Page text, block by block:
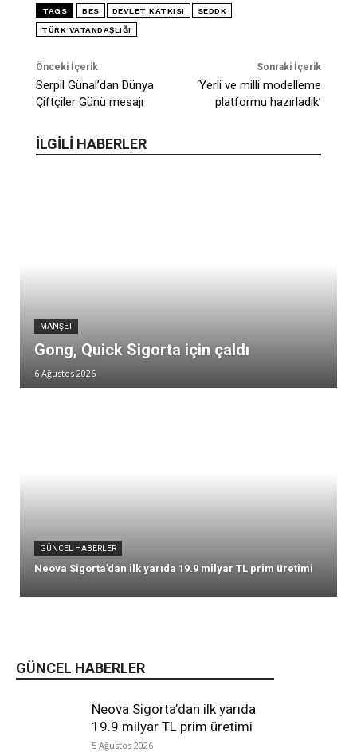
GÜNCEL HABERLER
Neova Sigorta’dan ilk yarıda
19.9 milyar TL prim üretimi
5 Ağustos 2026
TAGS BES DEVLET KATKISI SEDDK
TÜRK VATANDAŞLIĞI
Önceki İçerik
Serpil Günal’dan Dünya
Çiftçiler Günü mesajı
Sonraki İçerik
‘Yerli ve milli modelleme
platformu hazırladık’
İLGİLİ HABERLER
MANŞET
Gong, Quick Sigorta için çaldı
6 Ağustos 2026
GÜNCEL HABERLER
Neova Sigorta’dan ilk yarıda 19.9 milyar TL prim üretimi